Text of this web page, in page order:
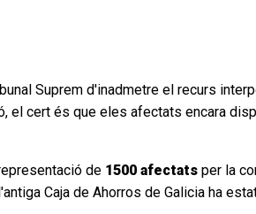
Suprem d'inadmetre el recurs
el cert és que eles afectats encara
de 1500 afectats per la
Caja de Ahorros de Galicia ha